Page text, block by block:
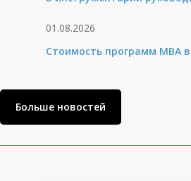
01.08.2026
Стоимость программ MBA
Больше новостей